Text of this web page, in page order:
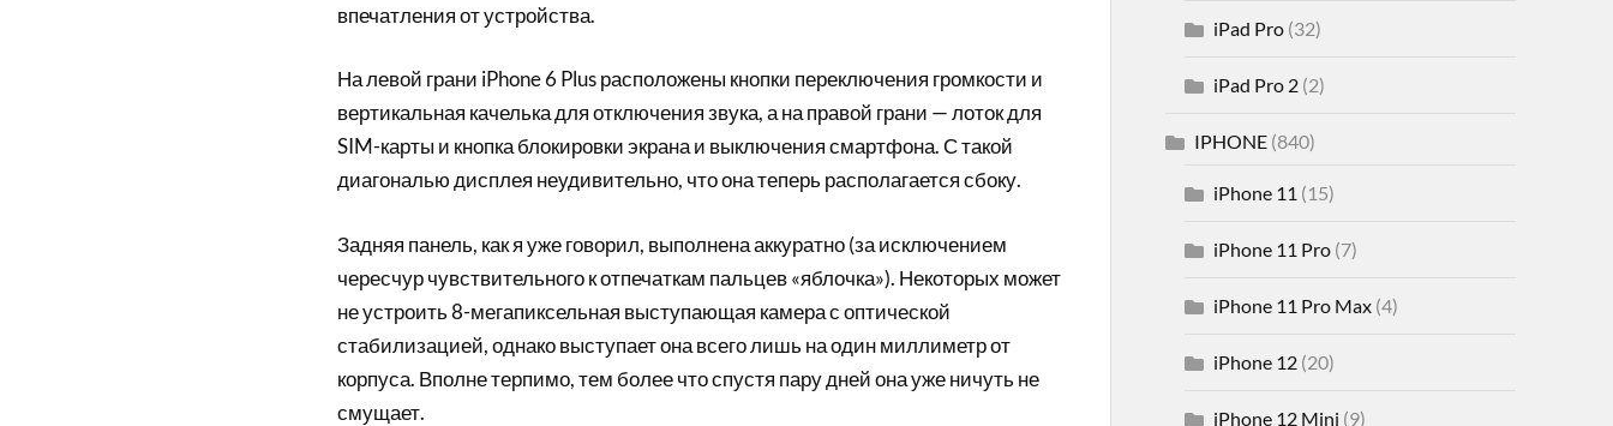
впечатления от устройства.
На левой грани iPhone 6 Plus расположены кнопки переключения громкости и
вертикальная качелька для отключения звука, а на правой грани — лоток для
SIM-карты и кнопка блокировки экрана и выключения смартфона. С такой
диагональю дисплея неудивительно, что она теперь располагается сбоку.
Задняя панель, как я уже говорил, выполнена аккуратно (за исключением
чересчур чувствительного к отпечаткам пальцев «яблочка»). Некоторых может
не устроить 8-мегапиксельная выступающая камера с оптической
стабилизацией, однако выступает она всего лишь на один миллиметр от
корпуса. Вполне терпимо, тем более что спустя пару дней она уже ничуть не
смущает.
iPad Pro(32)
iPad Pro 2(2)
IPHONE(840)
iPhone 11 (15)
iPhone 11 Pro(7)
iPhone 11 Pro Max(4)
iPhone 12(20)
iPhone 12 Mini (9)